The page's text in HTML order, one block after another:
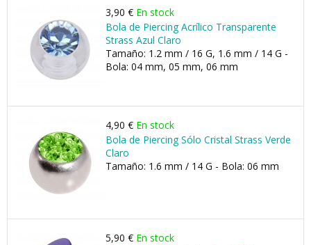
3,90 € En stock
Bola de Piercing Acrílico Transparente
Strass Azul Claro
Tamaño: 1.2 mm / 16 G, 1.6 mm / 14 G -
Bola: 04 mm, 05 mm, 06 mm
4,90 € En stock
Bola de Piercing Sólo Cristal Strass Verde
Claro
Tamaño: 1.6 mm / 14 G - Bola: 06 mm
5,90 € En stock